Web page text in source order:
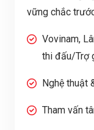
vững chắc
Vovinam,
thi đấu/Trợ
Nghệ thuật
Tham vấn